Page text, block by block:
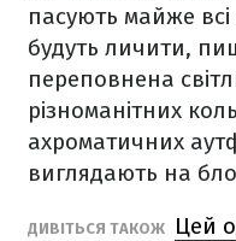
пасують майже
будуть личити,
переповнена
різноманітних
ахроматичних
виглядають на
ДИВІТЬСЯ ТАКОЖ
Цей